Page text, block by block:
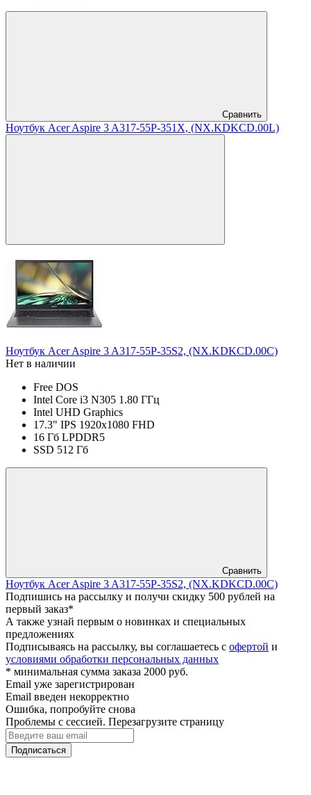
Сравнить
Ноутбук Acer Aspire 3 A317-55P-351X, (NX.KDKCD.00L)
Ноутбук Acer Aspire 3 A317-55P-35S2, (NX.KDKCD.00C)
Нет в наличии
Free DOS
Intel Core i3 N305 1.80 ГГц
Intel UHD Graphics
17.3" IPS 1920x1080 FHD
16 Гб LPDDR5
SSD 512 Гб
Сравнить
Ноутбук Acer Aspire 3 A317-55P-35S2, (NX.KDKCD.00C)
Подпишись на рассылку и получи скидку 500 рублей на
первый заказ*
А также узнай первым о новинках и специальных
предложениях
Подписываясь на рассылку, вы соглашаетесь с офертой и
условиями обработки персональных данных
* минимальная сумма заказа 2000 руб.
Email уже зарегистрирован
Email введен некорректно
Ошибка, попробуйте снова
Проблемы с сессией. Перезагрузите страницу
Подписаться